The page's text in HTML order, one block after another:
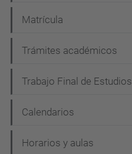
Matrícula
Trámites académicos
Trabajo Final de Estudios
Calendarios
Horarios y aulas